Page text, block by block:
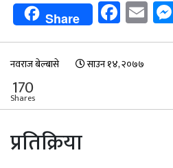
Share
नवराज बेल्बासे साउन १४, २०७७
170
Shares
प्रतिक्रिया